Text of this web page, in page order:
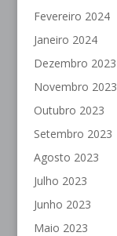
Fevereiro 2024
Janeiro 2024
Dezembro 2023
Novembro 2023
Outubro 2023
Setembro 2023
Agosto 2023
Julho 2023
Junho 2023
Maio 2023